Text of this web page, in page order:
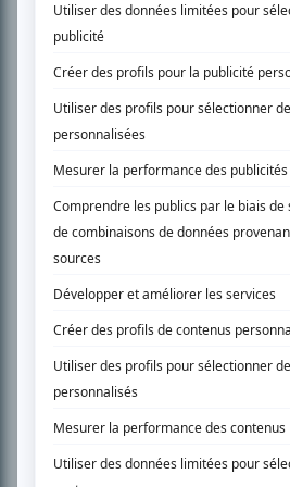
SUR LE RÉSEAU BIZZ MÉDIA
PLAN DU SITE
Accueil
Liste des oeuvres
Liste des comédiens
Recherche avancée
À propos
Nous contacter
Termes et conditions